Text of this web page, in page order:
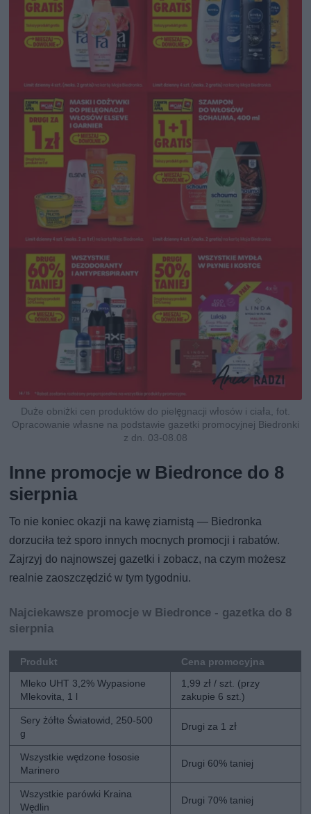
Duże obniżki cen produktów do pielęgnacji włosów i ciała, fot.
Opracowanie własne na podstawie gazetki promocyjnej Biedronki
z dn. 03-08.08
Inne promocje w Biedronce do 8
sierpnia
To nie koniec okazji na kawę ziarnistą — Biedronka
dorzuciła też sporo innych mocnych promocji i rabatów.
Zajrzyj do najnowszej gazetki i zobacz, na czym możesz
realnie zaoszczędzić w tym tygodniu.
Najciekawsze promocje w Biedronce - gazetka do 8
sierpnia
Produkt
Cena promocyjna
Mleko UHT 3,2% Wypasione
Mlekovita, 1 l
1,99 zł / szt. (przy
zakupie 6 szt.)
Sery żółte Światowid, 250-500
g
Drugi za 1 zł
Wszystkie wędzone łososie
Marinero
Drugi 60% taniej
Wszystkie parówki Kraina
Wędlin
Drugi 70% taniej